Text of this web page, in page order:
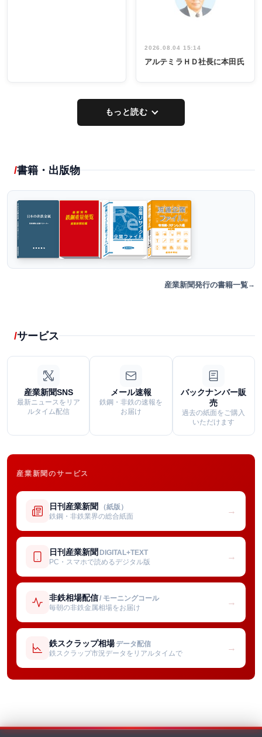
2026.08.04 15:14
アルテミラＨＤ社長に本田氏
もっと読む
書籍・出版物
産業新聞発行の書籍一覧
サービス
産業新聞SNS
最新ニュースをリア
ルタイム配信
メール速報
鉄鋼・非鉄の速報を
お届け
バックナンバー販
売
過去の紙面をご購入
いただけます
産業新聞のサービス
日刊産業新聞 （紙版）
鉄鋼・非鉄業界の総合紙面
→
日刊産業新聞 DIGITAL+TEXT
PC・スマホで読めるデジタル版
→
非鉄相場配信/ モーニングコール
毎朝の非鉄金属相場をお届け
→
鉄スクラップ相場 データ配信
鉄スクラップ市況データをリアルタイムで
→